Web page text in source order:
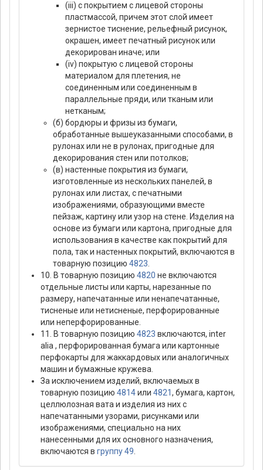
(iii) с покрытием с лицевой стороны
пластмассой, причем этот слой имеет
зернистое тиснение, рельефный рисунок,
окрашен, имеет печатный рисунок или
декорирован иначе; или
(iv) покрытую с лицевой стороны
материалом для плетения, не
соединенным или соединенным в
параллельные пряди, или тканым или
нетканым;
(б) бордюры и фризы из бумаги,
обработанные вышеуказанными способами, в
рулонах или не в рулонах, пригодные для
декорирования стен или потолков;
(в) настенные покрытия из бумаги,
изготовленные из нескольких панелей, в
рулонах или листах, с печатными
изображениями, образующими вместе
пейзаж, картину или узор на стене. Изделия на
основе из бумаги или картона, пригодные для
использования в качестве как покрытий для
пола, так и настенных покрытий, включаются в
товарную позицию 4823
10. В товарную позицию 4820 не включаются
отдельные листы или карты, нарезанные по
размеру, напечатанные или ненапечатанные,
тисненые или нетисненые, перфорированные
или неперфорированные.
11. В товарную позицию 4823 включаются, inter
alia , перфорированная бумага или картонные
перфокарты для жаккардовых или аналогичных
машин и бумажные кружева.
За исключением изделий, включаемых в
товарную позицию 4814или 4821, бумага, картон,
целлюлозная вата и изделия из них с
напечатанными узорами, рисунками или
изображениями, специально на них
нанесенными для их основного назначения,
включаются в группу 49